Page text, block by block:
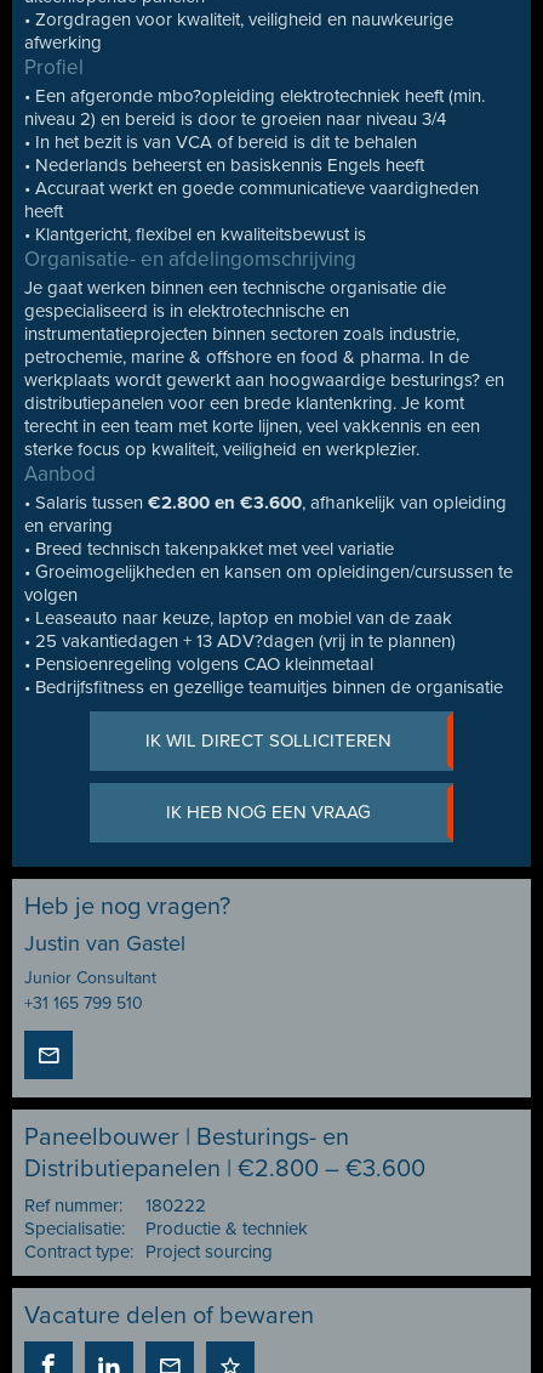
• Zorgdragen voor kwaliteit, veiligheid en nauwkeurige
afwerking
Profiel
• Een afgeronde mbo?opleiding elektrotechniek heeft (min.
niveau 2) en bereid is door te groeien naar niveau 3/4
• In het bezit is van VCA of bereid is dit te behalen
• Nederlands beheerst en basiskennis Engels heeft
• Accuraat werkt en goede communicatieve vaardigheden
heeft
• Klantgericht, flexibel en kwaliteitsbewust is
Organisatie- en afdelingomschrijving
Je gaat werken binnen een technische organisatie die
gespecialiseerd is in elektrotechnische en
instrumentatieprojecten binnen sectoren zoals industrie,
petrochemie, marine & offshore en food & pharma. In de
werkplaats wordt gewerkt aan hoogwaardige besturings? en
distributiepanelen voor een brede klantenkring. Je komt
terecht in een team met korte lijnen, veel vakkennis en een
sterke focus op kwaliteit, veiligheid en werkplezier.
Aanbod
• Salaris tussen €2.800 en €3.600, afhankelijk van opleiding
en ervaring
• Breed technisch takenpakket met veel variatie
• Groeimogelijkheden en kansen om opleidingen/cursussen te
volgen
• Leaseauto naar keuze, laptop en mobiel van de zaak
• 25 vakantiedagen + 13 ADV?dagen (vrij in te plannen)
• Pensioenregeling volgens CAO kleinmetaal
• Bedrijfsfitness en gezellige teamuitjes binnen de organisatie
IK WIL DIRECT SOLLICITEREN
IK HEB NOG EEN VRAAG
Heb je nog vragen?
Justin van Gastel
Junior Consultant
+31 165 799 510
Paneelbouwer | Besturings- en
Distributiepanelen | €2.800 – €3.600
Ref nummer:
180222
Specialisatie:
Productie & techniek
Contract type:
Project sourcing
Vacature delen of bewaren